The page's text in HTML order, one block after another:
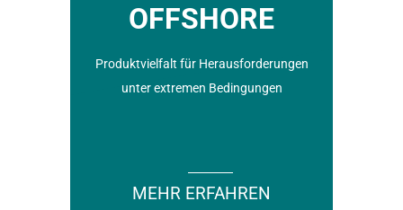
OFFSHORE
Produktvielfalt für Herausforderungen
unter extremen Bedingungen
MEHR ERFAHREN